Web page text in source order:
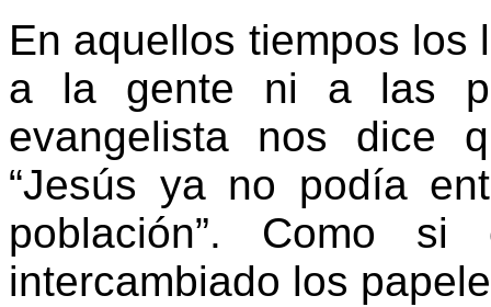
En aquellos tiempos los
a la gente ni a las
evangelista nos dice
“Jesús ya no podía
población”. Como
intercambiado los